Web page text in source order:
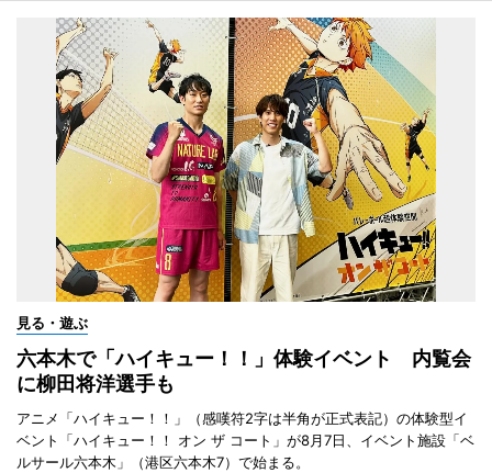
見る・遊ぶ
六本木で「ハイキュー！！」体験イベント 内覧会
に柳田将洋選手も
アニメ「ハイキュー！！」（感嘆符2字は半角が正式表記）の体験型イ
ベント「ハイキュー！！ オン ザ コート」が8月7日、イベント施設「ベ
ルサール六本木」（港区六本木7）で始まる。